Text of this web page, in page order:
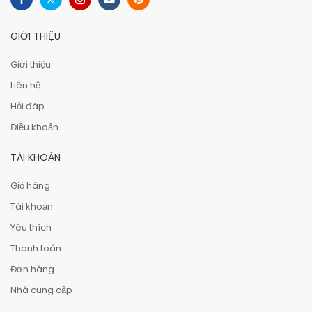
GIỚI THIỆU
Giới thiệu
Liên hệ
Hỏi đáp
Điều khoản
TÀI KHOẢN
Giỏ hàng
Tài khoản
Yêu thích
Thanh toán
Đơn hàng
Nhà cung cấp